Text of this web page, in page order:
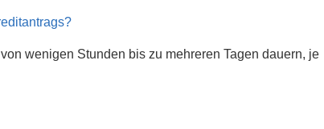
wenigen Stunden bis zu mehreren Tagen dauern, je